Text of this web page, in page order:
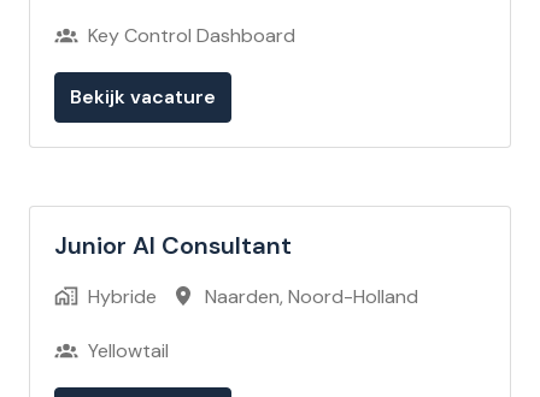
Key Control Dashboard
Bekijk vacature
Junior AI Consultant
Hybride Naarden, Noord-Holland
Yellowtail